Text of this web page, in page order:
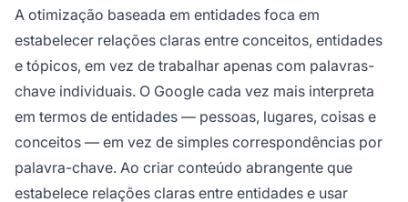
A otimização baseada em entidades foca em
estabelecer relações claras entre conceitos, entidades
e tópicos, em vez de trabalhar apenas com palavras-
chave individuais. O Google cada vez mais interpreta
em termos de entidades — pessoas, lugares, coisas e
conceitos — em vez de simples correspondências por
palavra-chave. Ao criar conteúdo abrangente que
estabelece relações claras entre entidades e usar